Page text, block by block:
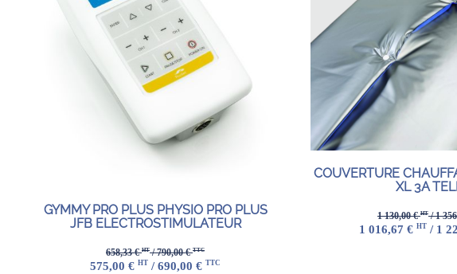
GYMMY PRO PLUS PHYSIO PRO PLUS
JFB ELECTROSTIMULATEUR
658,33 €HT/ 790,00 €TTC
575,00 € HT / 690,00 € TTC
COUVERTURE
XL 3A
1 130,00 €HT/ 1
1 016,67 € HT / 1